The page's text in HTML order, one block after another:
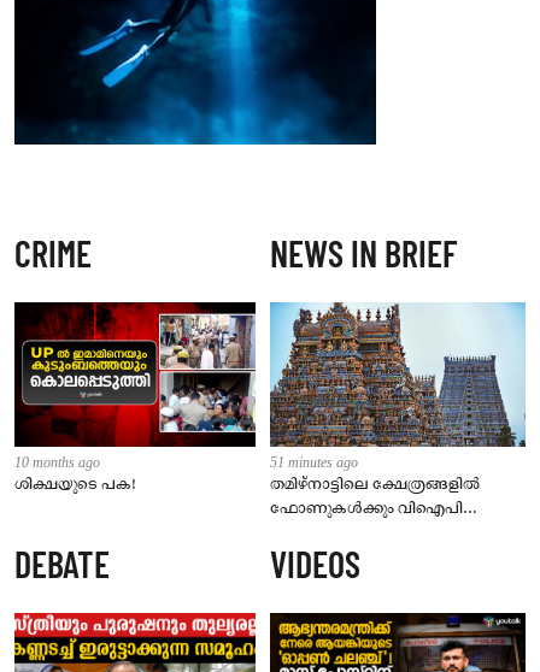
CRIME
10 months ago
ശിക്ഷയുടെ പക!
NEWS IN BRIEF
51 minutes ago
തമിഴ്‌നാട്ടിലെ ക്ഷേത്രങ്ങളിൽ
ഫോണുകൾക്കും വിഐപി
സെപ്റ്റംബർ 1 മുതൽ നിലവിൽ
വരും
DEBATE VIDEOS